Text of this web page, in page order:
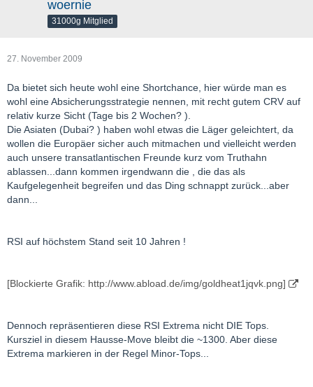
woernie
31000g Mitglied
27. November 2009
Da bietet sich heute wohl eine Shortchance, hier würde man es
wohl eine Absicherungsstrategie nennen, mit recht gutem CRV auf
relativ kurze Sicht (Tage bis 2 Wochen? ).
Die Asiaten (Dubai? ) haben wohl etwas die Läger geleichtert, da
wollen die Europäer sicher auch mitmachen und vielleicht werden
auch unsere transatlantischen Freunde kurz vom Truthahn
ablassen...dann kommen irgendwann die , die das als
Kaufgelegenheit begreifen und das Ding schnappt zurück...aber
dann...
RSI auf höchstem Stand seit 10 Jahren !
[Blockierte Grafik: http://www.abload.de/img/goldheat1jqvk.png]
Dennoch repräsentieren diese RSI Extrema nicht DIE Tops.
Kursziel in diesem Hausse-Move bleibt die ~1300. Aber diese
Extrema markieren in der Regel Minor-Tops...